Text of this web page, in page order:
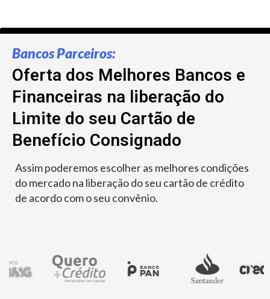
Bancos Parceiros:
Oferta dos Melhores Bancos e
Financeiras na liberação do
Limite do seu Cartão de
Benefício Consignado
Assim poderemos escolher as melhores condições
do mercado na liberação do seu cartão de crédito
de acordo com o seu convênio.